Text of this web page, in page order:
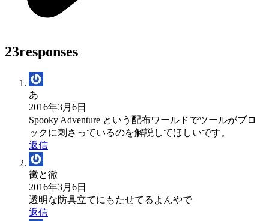
23responses
あ
2016年3月6日
Spooky Adventure という配布ワールドでツールがブロ
ックに刺さっているのを解説してほしいです。
返信
黴と徹
2016年3月6日
透明な防具立てにもたせてるよんやで
返信